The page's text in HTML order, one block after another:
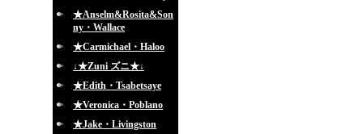
★Anselm&Rosita&Son
ny・Wallace
★Carmichael・Haloo
↓★Zuni ズニ★↓
★Edith・Tsabetsaye
★Veronica・Poblano
★Jake・Livingston